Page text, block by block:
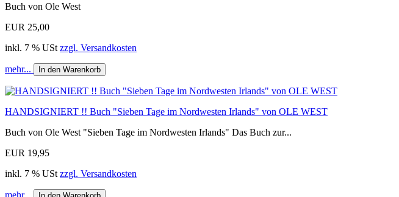
Buch von Ole West
EUR 25,00
inkl. 7 % USt zzgl. Versandkosten
mehr... In den Warenkorb
HANDSIGNIERT !! Buch "Sieben Tage im Nordwesten Irlands" von OLE WEST
Buch von Ole West "Sieben Tage im Nordwesten Irlands" Das Buch zur...
EUR 19,95
inkl. 7 % USt zzgl. Versandkosten
mehr...